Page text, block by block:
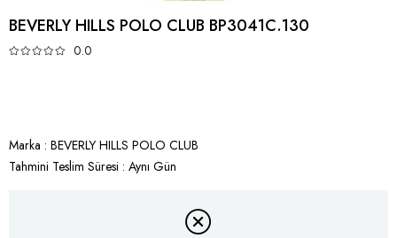
BEVERLY HILLS POLO CLUB BP3041C.130
0.0
Marka : BEVERLY HILLS POLO CLUB
Tahmini Teslim Süresi : Aynı Gün